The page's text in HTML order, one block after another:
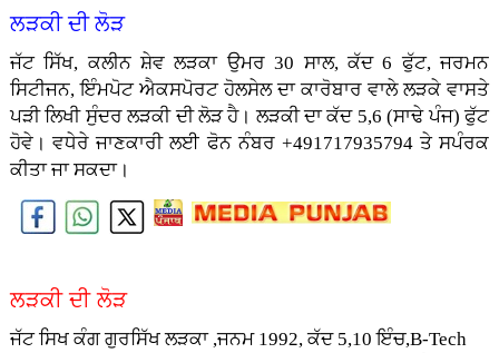
ਲੜਕੀ ਦੀ ਲੋੜ
ਜੱਟ ਸਿੱਖ, ਕਲੀਨ ਸ਼ੇਵ ਲੜਕਾ ਉਮਰ 30 ਸਾਲ, ਕੱਦ 6 ਫੁੱਟ, ਜਰਮਨ
ਸਿਟੀਜਨ, ਇੰਮਪੋਟ ਐਕਸਪੋਰਟ ਹੋਲਸੇਲ ਦਾ ਕਾਰੋਬਾਰ ਵਾਲੇ ਲੜਕੇ ਵਾਸਤੇ
ਪੜੀ ਲਿਖੀ ਸੁੰਦਰ ਲੜਕੀ ਦੀ ਲੋੜ ਹੈ। ਲੜਕੀ ਦਾ ਕੱਦ 5,6 (ਸਾਢੇ ਪੰਜ) ਫੁੱਟ
ਹੋਵੇ। ਵਧੇਰੇ ਜਾਣਕਾਰੀ ਲਈ ਫੋਨ ਨੰਬਰ +491717935794 ਤੇ ਸਪੰਰਕ
ਕੀਤਾ ਜਾ ਸਕਦਾ।
ਲੜਕੀ ਦੀ ਲੋੜ
ਜੱਟ ਸਿਖ ਕੰਗ ਗੁਰਸਿੱਖ ਲੜਕਾ ,ਜਨਮ 1992, ਕੱਦ 5,10 ਇੰਚ,B-Tech